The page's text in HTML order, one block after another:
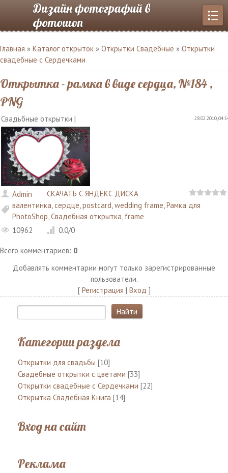
Дизайн фотографий в
фотошоп
Главная » Каталог открыток » Открытки Свадебные » Открытки
свадебные с Сердечками
Открытка - рамка в виде сердца, №184 ,
PNG
Свадьбные открытки | 28.02.2010,
Admin
СКАЧАТЬ С ЯНДЕКС ДИСКА
валентинка,сердце,postcard,wedding frame,Рамка для
PhotoShop,Свадебная открытка, frame
10962
0.0/0
Всего комментариев: 0
Добавлять комментарии могут только зарегистрированные
пользователи.
[ Регистрация | Вход ]
Категории раздела
Открытки для свадьбы [10]
Свадебные открытки с цветами [33]
Открытки свадебные с Сердечками [22]
Открытка Свадебная Книга [14]
Вход на сайт
Реклама